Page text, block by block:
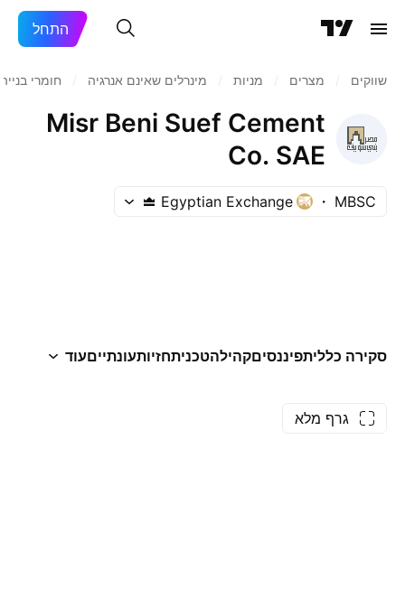
התחל
שווקים מצרים מניות‏ מינרלים שאינם אנרגיה חומרי בנייה
Misr Beni Suef Cement
Co. SAE
MBSC
Egyptian Exchange
סקירה כלליתפיננסיםקהילהטכניתחזיותעונתייםעוד
גרף מלא